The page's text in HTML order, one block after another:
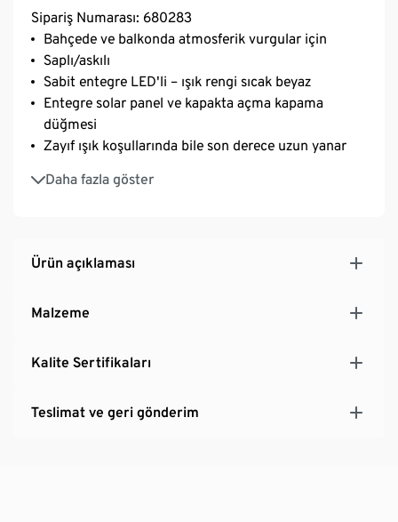
Sipariş Numarası: 680283
Bahçede ve balkonda atmosferik vurgular için
Saplı/askılı
Sabit entegre LED'li – ışık rengi sıcak beyaz
Entegre solar panel ve kapakta açma kapama
düğmesi
Zayıf ışık koşullarında bile son derece uzun yanar
Daha fazla göster
Dış mekanlar için uygundur
Ürün açıklaması
Malzeme
Kalite Sertifikaları
Teslimat ve geri gönderim